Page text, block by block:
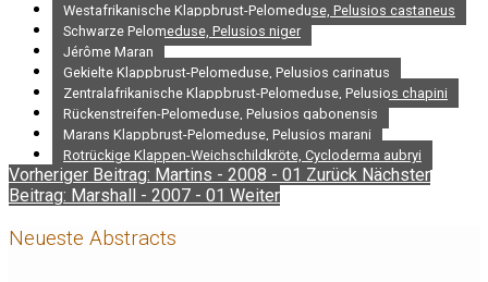
Westafrikanische Klappbrust-Pelomeduse, Pelusios castaneus
Schwarze Pelomeduse, Pelusios niger
Jérôme Maran
Gekielte Klappbrust-Pelomeduse, Pelusios carinatus
Zentralafrikanische Klappbrust-Pelomeduse, Pelusios chapini
Rückenstreifen-Pelomeduse, Pelusios gabonensis
Marans Klappbrust-Pelomeduse, Pelusios marani
Rotrückige Klappen-Weichschildkröte, Cycloderma aubryi
Vorheriger Beitrag: Martins - 2008 - 01 Zurück Nächster
Beitrag: Marshall - 2007 - 01 Weiter
Neueste Abstracts